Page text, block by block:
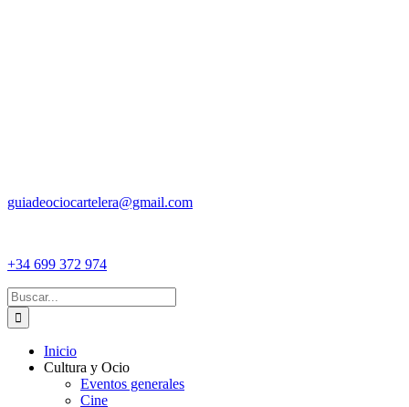
guiadeociocartelera@gmail.com
+34 699 372 974
Buscar:
Inicio
Cultura y Ocio
Eventos generales
Cine